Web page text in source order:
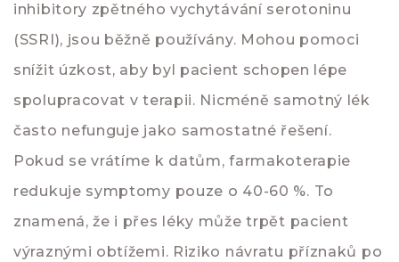
inhibitory zpětného vychytávání serotoninu
(SSRI), jsou běžně používány. Mohou pomoci
snížit úzkost, aby byl pacient schopen lépe
spolupracovat v terapii. Nicméně samotný lék
často nefunguje jako samostatné řešení.
Pokud se vrátíme k datům, farmakoterapie
redukuje symptomy pouze o 40-60 %. To
znamená, že i přes léky může trpět pacient
výraznými obtížemi. Riziko návratu příznaků po